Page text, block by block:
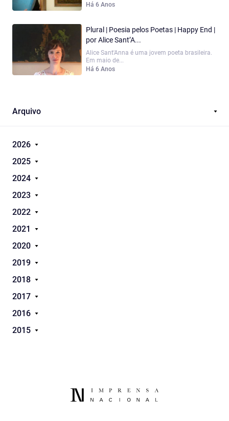
Há 6 Anos
Plural | Poesia pelos Poetas | Happy End |
por Alice Sant’A...
Alice Sant'Anna é uma jovem poeta brasileira.
Em maio de...
Há 6 Anos
Arquivo
2026
2025
2024
2023
2022
2021
2020
2019
2018
2017
2016
2015